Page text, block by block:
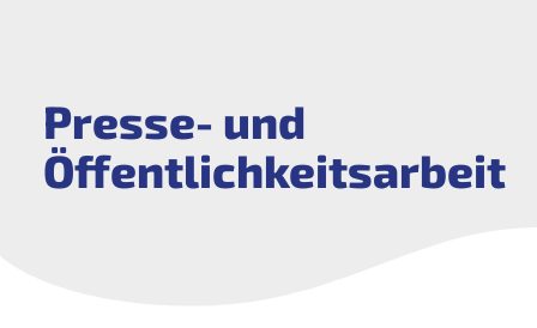
Presse- und
Öffentlichkeitsarbeit